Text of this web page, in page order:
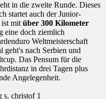
in die zweite Runde. Dieses
startet auch der Junior-
ist mit über 300 Kilometer
eine doch ziemlich
Weltmeisterschaft
geht's nach Serbien und
Das Pensum für die
in drei Tagen plus
Angelegenheit.